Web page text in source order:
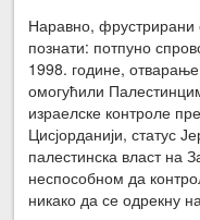
Наравно, фрустрирани
познати: потпуно
1998. године,
омогућили
израелске контроле
Цисјорданији, статус
палестинска власт на
неспособном да
никако да се одрекну